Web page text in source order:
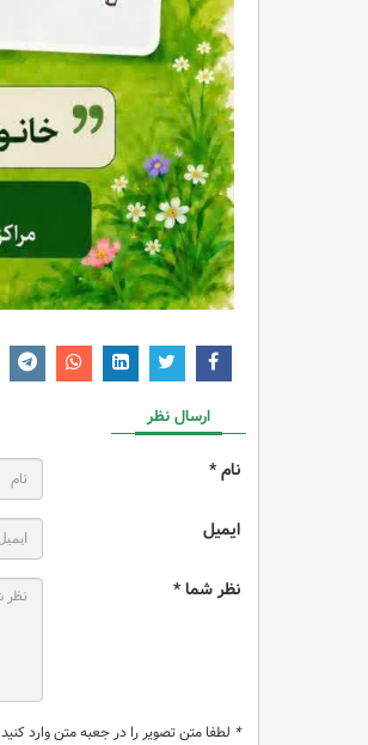
ارسال نظر
نام *
ایمیل
نظر شما *
* لطفا متن تصویر را در جعبه متن وارد کنید